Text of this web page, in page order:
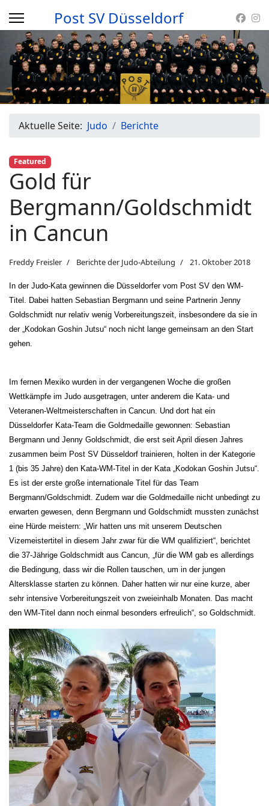
Post SV Düsseldorf
Aktuelle Seite: Judo Berichte
Featured
Gold für
Bergmann/Goldschmidt
in Cancun
Freddy Freisler Berichte der Judo-Abteilung 21. Oktober 2018
In der Judo-Kata gewinnen die Düsseldorfer vom Post SV den WM-
Titel. Dabei hatten Sebastian Bergmann und seine Partnerin Jenny
Goldschmidt nur relativ wenig Vorbereitungszeit, insbesondere da sie in
der „Kodokan Goshin Jutsu“ noch nicht lange gemeinsam an den Start
gehen.
Im fernen Mexiko wurden in der vergangenen Woche die großen
Wettkämpfe im Judo ausgetragen, unter anderem die Kata- und
Veteranen-Weltmeisterschaften in Cancun. Und dort hat ein
Düsseldorfer Kata-Team die Goldmedaille gewonnen: Sebastian
Bergmann und Jenny Goldschmidt, die erst seit April diesen Jahres
zusammen beim Post SV Düsseldorf trainieren, holten in der Kategorie
1 (bis 35 Jahre) den Kata-WM-Titel in der Kata „Kodokan Goshin Jutsu“.
Es ist der erste große internationale Titel für das Team
Bergmann/Goldschmidt. Zudem war die Goldmedaille nicht unbedingt zu
erwarten gewesen, denn Bergmann und Goldschmidt mussten zunächst
eine Hürde meistern: „Wir hatten uns mit unserem Deutschen
Vizemeistertitel in diesem Jahr zwar für die WM qualifiziert“, berichtet
die 37-Jährige Goldschmidt aus Cancun, „für die WM gab es allerdings
die Bedingung, dass wir die Rollen tauschen, um in der jungen
Altersklasse starten zu können. Daher hatten wir nur eine kurze, aber
sehr intensive Vorbereitungszeit von zweieinhalb Monaten. Das macht
den WM-Titel dann noch einmal besonders erfreulich“, so Goldschmidt.